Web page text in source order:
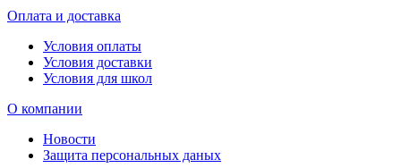
Оплата и доставка
Условия оплаты
Условия доставки
Условия для школ
О компании
Новости
Защита персональных даных